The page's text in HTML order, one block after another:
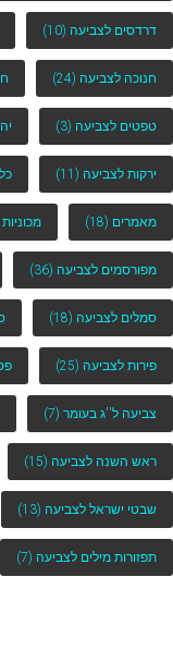
דרדסים לצביעה (10)
חנוכה לצביעה (24)
טפטים לצביעה (3)
ירקות לצביעה (11)
מאמרים (18)
מפורסמים לצביעה (36)
סמלים לצביעה (18)
פירות לצביעה (25)
צביעה ל''ג בעומר (7)
ראש השנה לצביעה (15)
שבטי ישראל לצביעה (13)
תפזורות מילים לצביעה (7)